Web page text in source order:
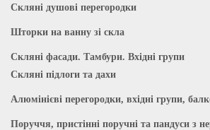
Скляні душові перегородки
Шторки на ванну зі скла
Скляні фасади. Тамбури. Вхідні групи
Скляні підлоги та дахи
Алюмінієві перегородки, вхідні групи,
Поруччя, пристінні поручні та пандуси з